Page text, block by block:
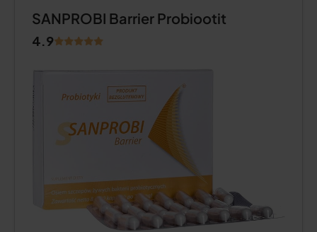
SANPROBI Barrier Probiootit
4.9